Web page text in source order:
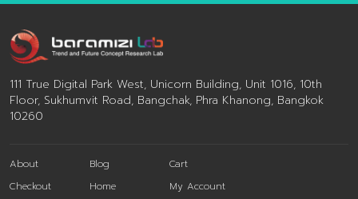
และคอนเซ็ปต์แห่งอนาคต บารามีซี่แล็บ โดยลูกค้าสามารถร่วม
กันออกแบบเนื้อหาเทรนด์ด้านอาหารแห่งอนาคตที่ตรงประเด็น
และสอดคล้องกับ […]
111 True Digital Park West, Unicorn Building, Unit 1016, 10th
Floor, Sukhumvit Road, Bangchak, Phra Khanong, Bangkok
10260
About Blog
Cart
Checkout
Home My Account